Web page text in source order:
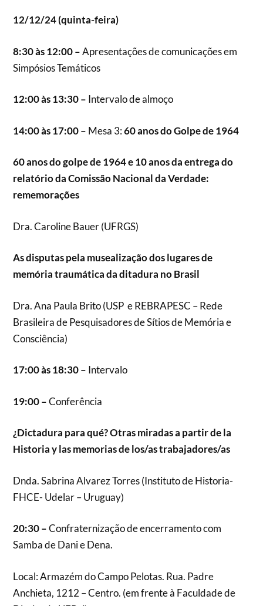
12/12/24 (quinta-feira)
8:30 às 12:00 –Apresentações de comunicações em
Simpósios Temáticos
12:00 às 13:30 – Intervalo de almoço
14:00 às 17:00 – Mesa 3:60 anos do Golpe de 1964
60 anos do golpe de 1964 e 10 anos da entrega do
relatório da Comissão Nacional da Verdade:
rememorações
Dra. Caroline Bauer (UFRGS)
As disputas pela musealização dos lugares de
memória traumática da ditadura no Brasil
Dra. Ana Paula Brito (USP e REBRAPESC – Rede
Brasileira de Pesquisadores de Sítios de Memória e
Consciência)
17:00 às 18:30 – Intervalo
19:00 –Conferência
¿Dictadura para qué? Otras miradas a partir de la
Historia y las memorias de los/as trabajadores/as
Dnda. Sabrina Alvarez Torres (Instituto de Historia-
FHCE- Udelar – Uruguay)
20:30 –Confraternização de encerramento com
Samba de Dani e Dena.
Local: Armazém do Campo Pelotas. Rua. Padre
Anchieta, 1212 – Centro. (em frente à Faculdade de